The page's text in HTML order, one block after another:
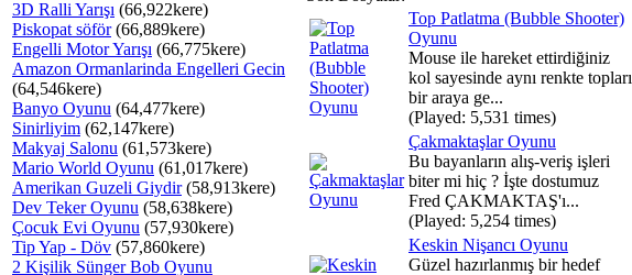
3D Ralli Yarışı (66,922kere)
Piskopat söför(66,889kere)
Engelli Motor Yarışı (66,775kere)
Amazon Ormanlarinda Engelleri Gecin
(64,546kere)
Banyo Oyunu (64,477kere)
Sinirliyim (62,147kere)
Makyaj Salonu (61,573kere)
Mario World Oyunu (61,017kere)
Amerikan Guzeli Giydir(58,913kere)
Dev Teker Oyunu (58,638kere)
Çocuk Evi Oyunu (57,930kere)
Tip Yap - Döv (57,860kere)
2 Kişilik Sünger Bob Oyunu
Top Patlatma (Bubble Shooter)
Oyunu
Mouse ile hareket ettirdiğiniz
kol sayesinde aynı renkte topları
bir araya ge...
(Played: 5,531 times)
Çakmaktaşlar Oyunu
Bu bayanların alış-veriş işleri
biter mi hiç ? İşte dostumuz
Fred ÇAKMAKTAŞ'ı...
(Played: 5,254 times)
Keskin Nişancı Oyunu
Güzel hazırlanmış bir hedef